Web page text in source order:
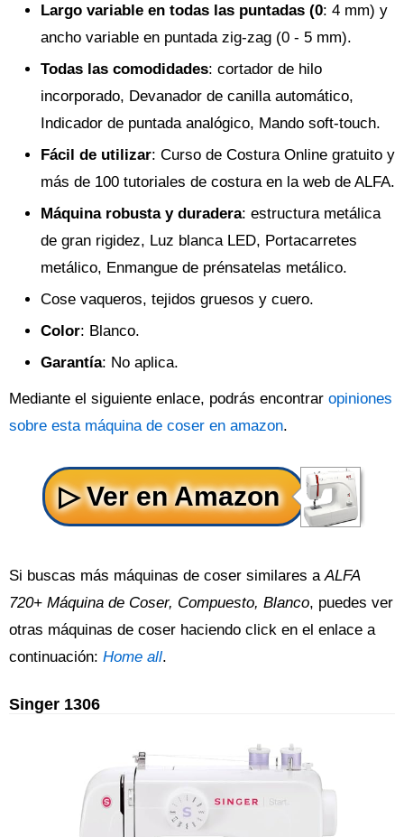
Largo variable en todas las puntadas (0: 4 mm) y
ancho variable en puntada zig-zag (0 - 5 mm).
Todas las comodidades: cortador de hilo
incorporado, Devanador de canilla automático,
Indicador de puntada analógico, Mando soft-touch.
Fácil de utilizar: Curso de Costura Online gratuito y
más de 100 tutoriales de costura en la web de ALFA.
Máquina robusta y duradera: estructura metálica
de gran rigidez, Luz blanca LED, Portacarretes
metálico, Enmangue de prénsatelas metálico.
Cose vaqueros, tejidos gruesos y cuero.
Color: Blanco.
Garantía: No aplica.
Mediante el siguiente enlace, podrás encontrar opiniones
sobre esta máquina de coser en amazon.
Si buscas más máquinas de coser similares a ALFA
720+ Máquina de Coser, Compuesto, Blanco, puedes ver
otras máquinas de coser haciendo click en el enlace a
continuación: Home all.
Singer 1306